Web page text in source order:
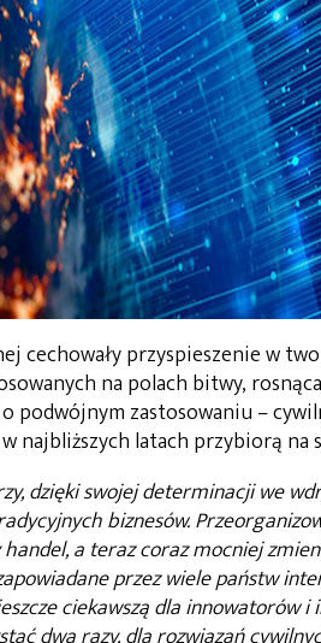
cechowały przyspieszenie w
na polach bitwy,
podwójnym zastosowaniu –
najbliższych latach przybiorą na
dzięki swojej determinacji we
biznesów.
a teraz coraz mocniej
przez wiele państw
ciekawszą dla innowatorów i